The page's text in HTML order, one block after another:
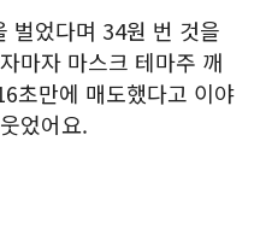
벌었다며 34원 번 것을
마자 마스크 테마주 깨
초만에 매도했다고 이야
었어요.